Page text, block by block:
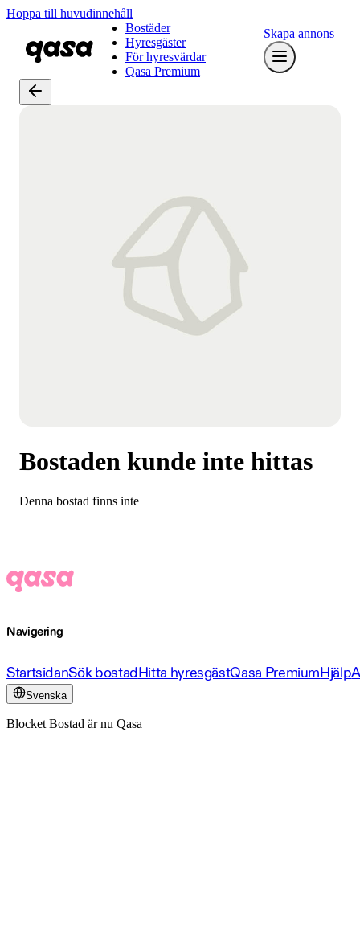
Hoppa till huvudinnehåll
Bostäder
Hyresgäster
För hyresvärdar
Qasa Premium
Skapa annons
Bostaden kunde inte hittas
Denna bostad finns inte
Navigering
StartsidanSök bostadHitta hyresgästQasa PremiumHjälp
Svenska
Blocket Bostad är nu Qasa